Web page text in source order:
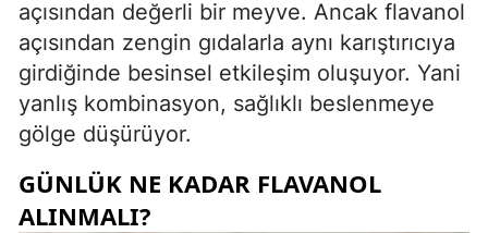
açısından değerli bir meyve. Ancak flavanol
açısından zengin gıdalarla aynı karıştırıcıya
girdiğinde besinsel etkileşim oluşuyor. Yani
yanlış kombinasyon, sağlıklı beslenmeye
gölge düşürüyor.
GÜNLÜK NE KADAR FLAVANOL
ALINMALI?